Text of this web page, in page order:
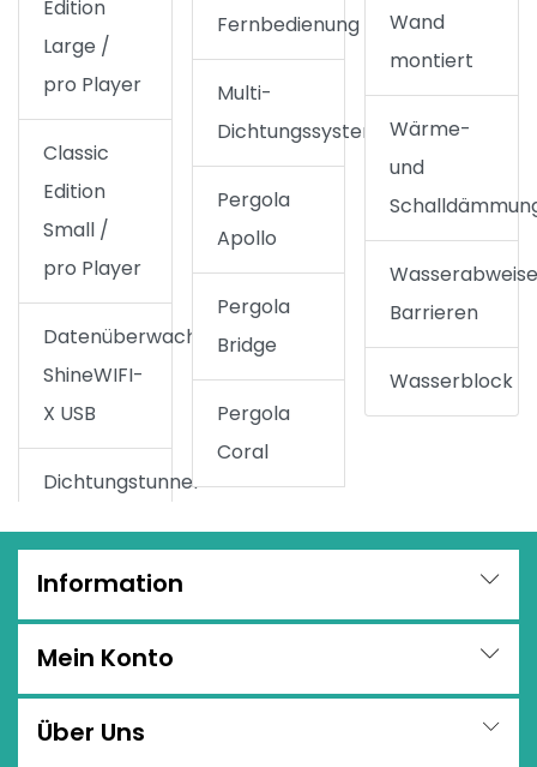
Edition
Large /
pro Player
Classic
Edition
Small /
pro Player
Datenüberwachung
ShineWIFI-
X USB
Dichtungstunnel
Fernbedienung
Multi-
Dichtungssystem
Pergola
Apollo
Pergola
Bridge
Pergola
Coral
Wand
montiert
Wärme-
und
Barrieren
Wasserblock
Information
Mein Konto
Über Uns